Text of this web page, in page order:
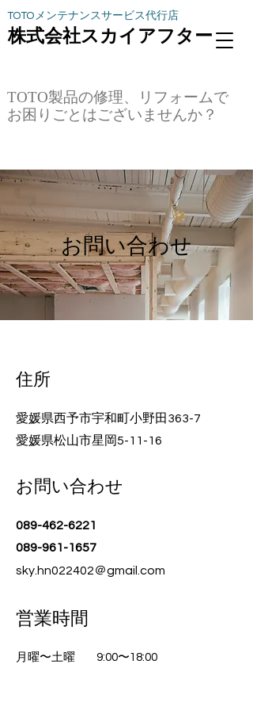
​TOTO製品の修理、リフォームで
お困りごとはございませんか？
​TOTOメンテナンスサービス代行店
​株式会社スカイアフター
お問い合わせ
住所
愛媛県西予市宇和町小野田363-7
愛媛県松山市星岡5-11-16
お問い合わせ
089-462-6221
089-961-1657
sky.hn022402＠gmail.com
営業時間
月曜〜土曜 ​9:00〜18:00